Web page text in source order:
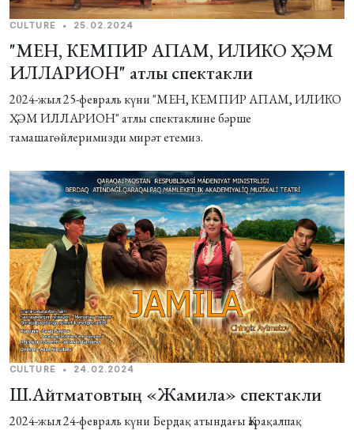
CULTURE • 25.02.2024
"МЕН, КЕМПИР АПАМ, ИЛИКО ҲӘМ
ИЛЛАРИОН" атлы спектакли
2024-жыл 25-февраль күни "МЕН, КЕМПИР АПАМ, ИЛИКО
ҲӘМ ИЛЛАРИОН" атлы спектаклине бәрше
тамашагѳйлеримизди мирәт етемиз.
CULTURE • 24.02.2024
Ш.Айтматовтың «Жамила» спектакли
2024-жыл 24-февраль күни Бердақ атындағы Қарақалпақ